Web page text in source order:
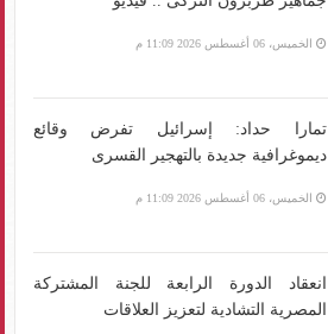
الخميس، 06 أغسطس 2026 11:09 م
تمارا حداد: إسرائيل تفرض وقائع
ديموغرافية جديدة بالتهجير القسرى
الخميس، 06 أغسطس 2026 11:09 م
انعقاد الدورة الرابعة للجنة المشتركة
المصرية التشادية لتعزيز العلاقات